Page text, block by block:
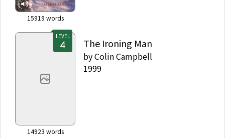
15919 words
LEVEL
14923 words
The Ironing Man
byColin Campbell
1999